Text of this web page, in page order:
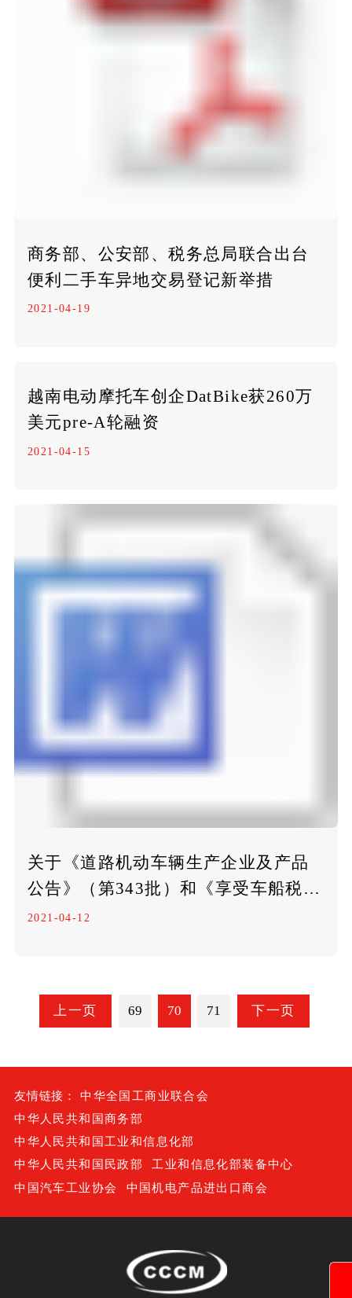
商务部、公安部、税务总局联合出台
便利二手车异地交易登记新举措
2021-04-19
越南电动摩托车创企DatBike获260万
美元pre-A轮融资
2021-04-15
关于《道路机动车辆生产企业及产品
公告》（第343批）和《享受车船税减
免优惠的节约能源 使用新能源汽车车
2021-04-12
上一页 69 70 71 下一页
友情链接：
中华全国工商业联合会
中华人民共和国商务部
中华人民共和国工业和信息化部
中华人民共和国民政部
工业和信息化部装备中心
中国汽车工业协会
中国机电产品进出口商会